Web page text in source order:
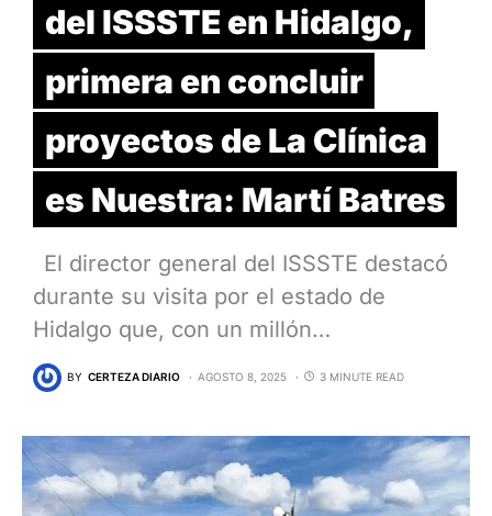
del ISSSTE en Hidalgo,
primera en concluir
proyectos de La Clínica
es Nuestra: Martí Batres
El director general del ISSSTE destacó
durante su visita por el estado de
Hidalgo que, con un millón…
BY CERTEZA DIARIO AGOSTO 8, 2025 3 MINUTE READ